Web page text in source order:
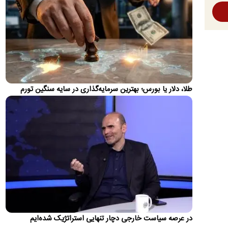
تا کی می‌خواهی در خیابان بدوی، آقای رضاییان؟
رامین رضاییان، دفاع راست تیم ملی پس از یک‌فصل و نیم حضور
در استقلال و پیش از پایان قراردادش از این تیم جدا شد. چرخه‌ای…
حمله حسین شریعتمداری به پیمان سه‌گانه پاکستان،
عربستان و ترکیه
حسین شریعتمداری اعلام کرد: دیروز آقایان شهباز شریف و اردوغان
به‌اتفاق بن‌سلمان یک پیمان نظامی سه‌جانبه امضاء کرده‌اند.…
ادعای آکسیوس: توافق ایران و آمریکا در انتظار تأیید
شورای عالی امنیت ملی است
خبرنگار آکسیوس مدعی شد مذاکره‌کنندگان ایرانی در انتظار تأیید
نهایی از سوی شورای عالی امنیت ملی هستند.
فیلم کامل صحبت‌های پزشکیان در بخش سوم
گفت‌وگو/ از مذاکرات تا پاسخ به شایعه استعفا
رئیس‌جمهور با تاکید بر اینکه نمی‌توان جامعه را با امر و نهی اداره
کرد، گفت: با پشتیبانی رهبر شهید انقلاب و اکنون نیز…
طلا، دلار یا بورس؛ بهترین سرمایه‌گذاری در سایه سنگین تورم
در عرصه سیاست خارجی دچار تنهایی استراتژیک شده‌ایم